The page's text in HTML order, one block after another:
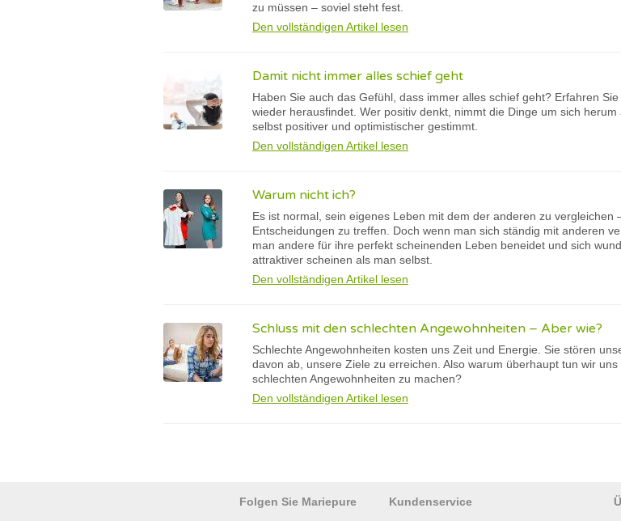
zu müssen – soviel steht fest.
Den vollständigen Artikel lesen
Damit nicht immer alles schief geht
Haben Sie auch das Gefühl, dass immer alles schief geht? Erfahren
wieder herausfindet. Wer positiv denkt, nimmt die Dinge um sich
selbst positiver und optimistischer gestimmt.
Den vollständigen Artikel lesen
Warum nicht ich?
Es ist normal, sein eigenes Leben mit dem der anderen zu vergleichen
Entscheidungen zu treffen. Doch wenn man sich ständig mit anderen
man andere für ihre perfekt scheinenden Leben beneidet und sich
attraktiver scheinen als man selbst.
Den vollständigen Artikel lesen
Schluss mit den schlechten Angewohnheiten – Aber wie?
Schlechte Angewohnheiten kosten uns Zeit und Energie. Sie stören
davon ab, unsere Ziele zu erreichen. Also warum überhaupt tun wir
schlechten Angewohnheiten zu machen?
Den vollständigen Artikel lesen
Folgen Sie Mariepure Kundenservice